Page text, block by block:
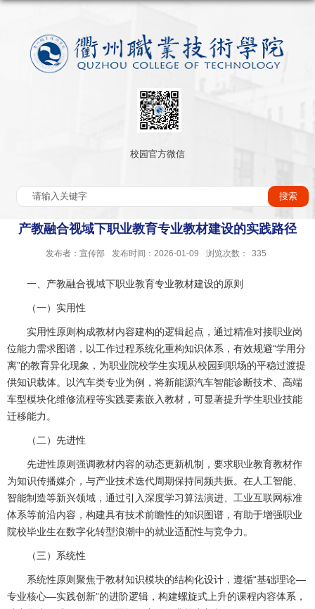
校园官方微信
产教融合视域下职业教育专业教材建设的实践路径
发布者：宣传部 发布时间：2026-01-09 浏览次数： 335
一、产教融合视域下职业教育专业教材建设的原则
（一）实用性
实用性原则构成教材内容建构的逻辑起点，通过精准对接职业岗
位能力需求图谱，以工作过程系统化重构知识体系，有效规避“学用分
离”的教育异化现象，为职业院校学生实现从校园到职场的平稳过渡提
供知识载体。以汽车类专业为例，将新能源汽车智能诊断技术、高端
车型模块化维修流程等实践要素嵌入教材，可显著提升学生职业技能
迁移能力。
（二）先进性
先进性原则强调教材内容的动态更新机制，要求职业教育教材作
为知识传播媒介，与产业技术迭代周期保持同频共振。在人工智能、
智能制造等新兴领域，通过引入深度学习算法演进、工业互联网标准
体系等前沿内容，构建具有技术前瞻性的知识图谱，有助于增强职业
院校毕业生在数字化转型浪潮中的就业适配性与竞争力。
（三）系统性
系统性原则聚焦于教材知识模块的结构化设计，遵循“基础理论—
专业核心—实践创新”的进阶逻辑，构建螺旋式上升的课程内容体系，